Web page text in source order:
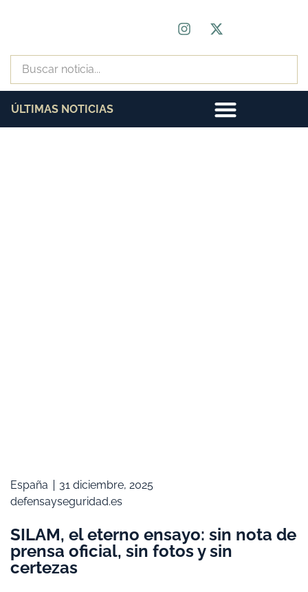
ÚLTIMAS NOTICIAS
España
31 diciembre, 2025
defensayseguridad.es
SILAM, el eterno ensayo: sin nota de
prensa oficial, sin fotos y sin
certezas